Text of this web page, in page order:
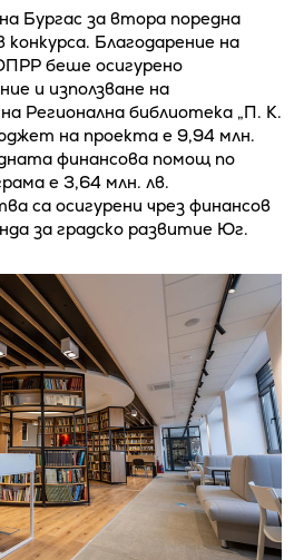
Бургас за втора поредна
Благодарение на
беше осигурено
и използване на
Регионална библиотека „П. К.
на проекта е 9,94 млн.
финансова помощ по
е 3,64 млн. лв.
са осигурени чрез финансов
за градско развитие Юг.